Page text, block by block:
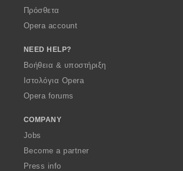
Πρόσθετα
Opera account
NEED HELP?
Βοήθεια & υποστήριξη
Ιστολόγια Opera
Opera forums
COMPANY
Jobs
Become a partner
Press info